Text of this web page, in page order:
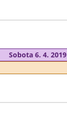
Sobota 6. 4. 2019